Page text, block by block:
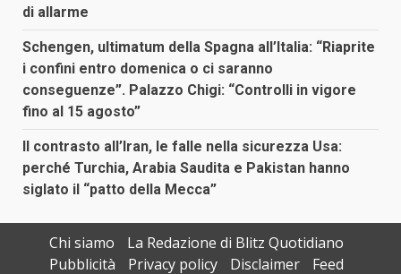
di allarme
Schengen, ultimatum della Spagna all’Italia: “Riaprite
i confini entro domenica o ci saranno
conseguenze”. Palazzo Chigi: “Controlli in vigore
fino al 15 agosto”
Il contrasto all’Iran, le falle nella sicurezza Usa:
perché Turchia, Arabia Saudita e Pakistan hanno
siglato il “patto della Mecca”
Chi siamo
La Redazione di Blitz Quotidiano
Pubblicità
Privacy policy Disclaimer Feed